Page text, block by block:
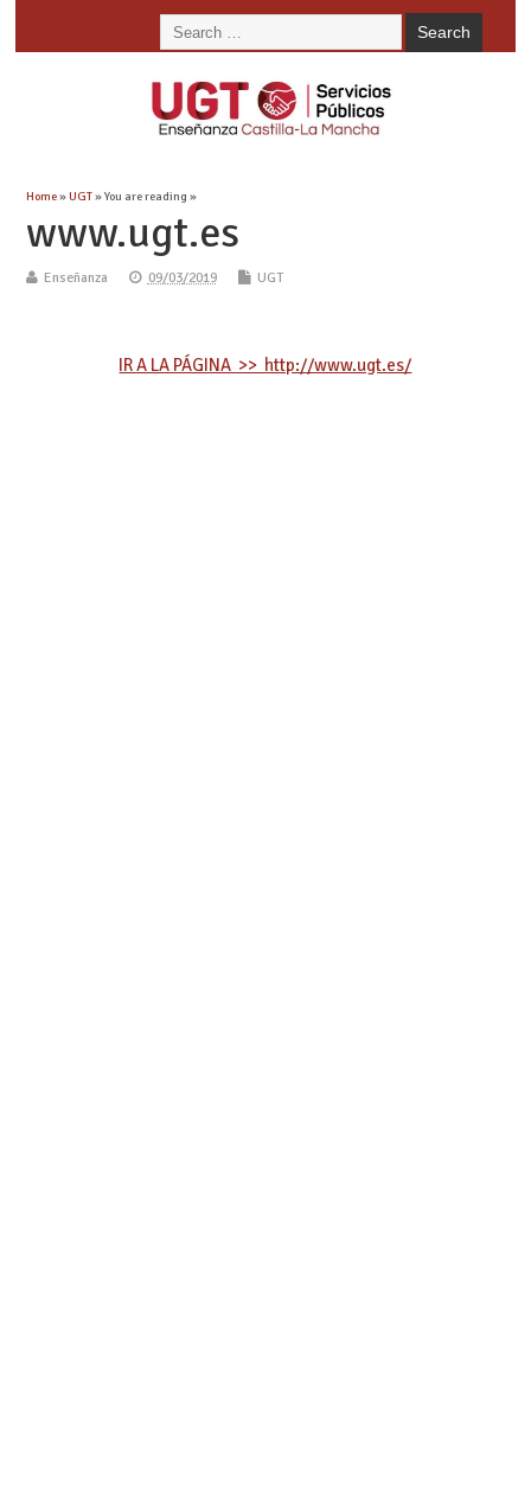
Home»UGT» You are reading »
www.ugt.es
Enseñanza 09/03/2019 UGT
IR A LA PÁGINA >> http://www.ugt.es/